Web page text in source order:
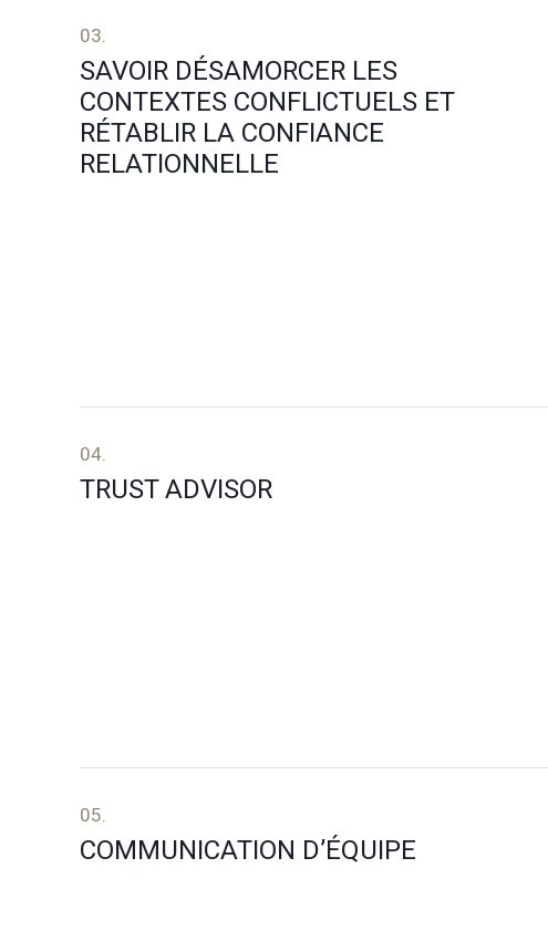
03.
SAVOIR DÉSAMORCER LES
CONTEXTES CONFLICTUELS ET
RÉTABLIR LA CONFIANCE
RELATIONNELLE
04.
TRUST ADVISOR
05.
COMMUNICATION D’ÉQUIPE